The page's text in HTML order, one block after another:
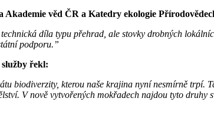
věd ČR a Katedry ekologie
díla typu přehrad, ale stovky drobných
podporu.”
řekl:
biodiverzity, kterou naše krajina nyní nesmírně trpí.
V nově vytvořených mokřadech najdou tyto druhy